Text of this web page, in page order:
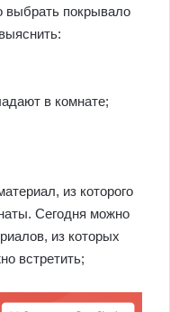
выбрать покрывало
в комнате;
из которого
Сегодня можно
из которых
встретить;